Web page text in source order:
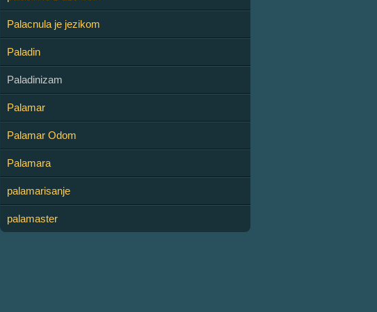
Palacnula je jezikom
Paladin
Paladinizam
Palamar
Palamar Odom
Palamara
palamarisanje
palamaster